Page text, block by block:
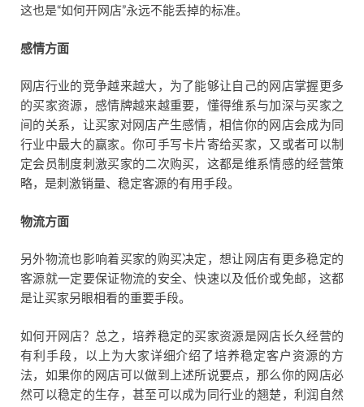
这也是“如何开网店”永远不能丢掉的标准。
感情方面
网店行业的竞争越来越大，为了能够让自己的网店掌握更多
的买家资源，感情牌越来越重要，懂得维系与加深与买家之
间的关系，让买家对网店产生感情，相信你的网店会成为同
行业中最大的赢家。你可手写卡片寄给买家，又或者可以制
定会员制度刺激买家的二次购买，这都是维系情感的经营策
略，是刺激销量、稳定客源的有用手段。
物流方面
另外物流也影响着买家的购买决定，想让网店有更多稳定的
客源就一定要保证物流的安全、快速以及低价或免邮，这都
是让买家另眼相看的重要手段。
如何开网店？总之，培养稳定的买家资源是网店长久经营的
有利手段，以上为大家详细介绍了培养稳定客户资源的方
法，如果你的网店可以做到上述所说要点，那么你的网店必
然可以稳定的生存，甚至可以成为同行业的翘楚，利润自然